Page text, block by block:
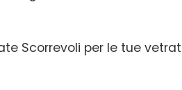
Scorrevoli per le tue